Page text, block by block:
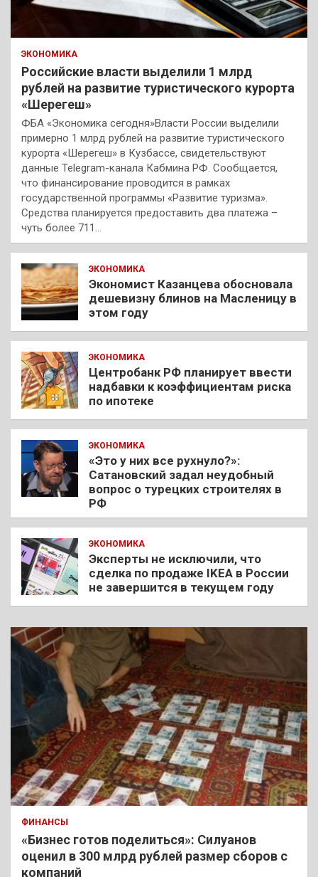
ЭКОНОМИКА
Российские власти выделили 1 млрд
рублей на развитие туристического курорта
«Шерегеш»
ФБА «Экономика сегодня»Власти России выделили
примерно 1 млрд рублей на развитие туристического
курорта «Шерегеш» в Кузбассе, свидетельствуют
данные Telegram-канала Кабмина РФ. Сообщается,
что финансирование проводится в рамках
государственной программы «Развитие туризма».
Средства планируется предоставить два платежа –
чуть более 711…
ЭКОНОМИКА
Экономист Казанцева обосновала
дешевизну блинов на Масленицу в
этом году
ЭКОНОМИКА
Центробанк РФ планирует ввести
надбавки к коэффициентам риска
по ипотеке
ЭКОНОМИКА
«Это у них все рухнуло?»:
Сатановский задал неудобный
вопрос о турецких строителях в
РФ
ЭКОНОМИКА
Эксперты не исключили, что
сделка по продаже IKEA в России
не завершится в текущем году
ФИНАНСЫ
«Бизнес готов поделиться»: Силуанов
оценил в 300 млрд рублей размер сборов с
компаний